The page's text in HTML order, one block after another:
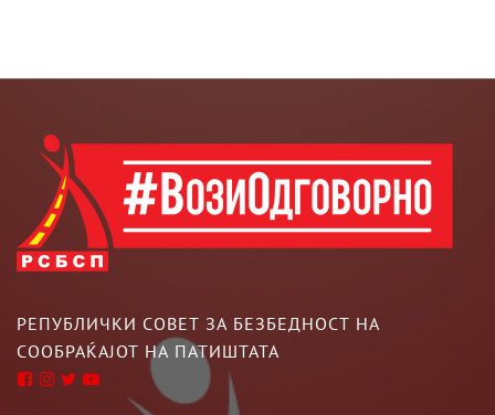
РЕПУБЛИЧКИ СОВЕТ ЗА БЕЗБЕДНОСТ НА
СООБРАЌАЈОТ НА ПАТИШТАТА